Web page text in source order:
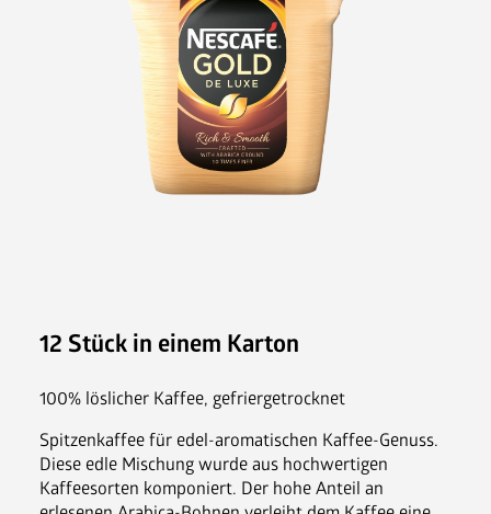
Nespresso Pads
Bohnenkaffee
Instantgenuss
Tee
Aufheller, Zucker & Co
Ansprechpartner
Jobs
News
12 Stück in einem Karton
100% löslicher Kaffee, gefriergetrocknet
Spitzenkaffee für edel-aromatischen Kaffee-Genuss.
Diese edle Mischung wurde aus hochwertigen
Kaffeesorten komponiert. Der hohe Anteil an